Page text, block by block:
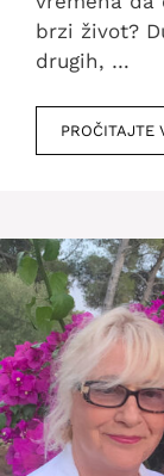
brzi život?
drugih, …
PROČITAJTE